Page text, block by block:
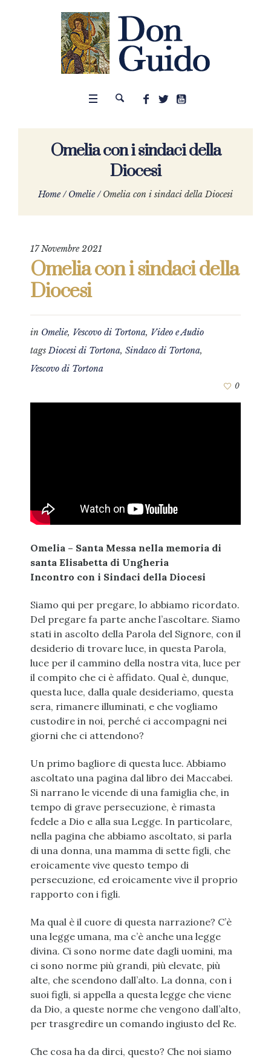
Omelia con i sindaci della
Diocesi
Home /Omelie /Omelia con i sindaci della Diocesi
17 Novembre 2021
Omelia con i sindaci della
Diocesi
in Omelie, Vescovo di Tortona, Video e Audio
tagsDiocesi di Tortona, Sindaco di Tortona,
Vescovo di Tortona
0
Omelia – Santa Messa nella memoria di
santa Elisabetta di Ungheria
Incontro con i Sindaci della Diocesi
Siamo qui per pregare, lo abbiamo ricordato.
Del pregare fa parte anche l’ascoltare. Siamo
stati in ascolto della Parola del Signore, con il
desiderio di trovare luce, in questa Parola,
luce per il cammino della nostra vita, luce per
il compito che ci è affidato. Qual è, dunque,
questa luce, dalla quale desideriamo, questa
sera, rimanere illuminati, e che vogliamo
custodire in noi, perché ci accompagni nei
giorni che ci attendono?
Un primo bagliore di questa luce. Abbiamo
ascoltato una pagina dal libro dei Maccabei.
Si narrano le vicende di una famiglia che, in
tempo di grave persecuzione, è rimasta
fedele a Dio e alla sua Legge. In particolare,
nella pagina che abbiamo ascoltato, si parla
di una donna, una mamma di sette figli, che
eroicamente vive questo tempo di
persecuzione, ed eroicamente vive il proprio
rapporto con i figli.
Ma qual è il cuore di questa narrazione? C’è
una legge umana, ma c’è anche una legge
divina. Ci sono norme date dagli uomini, ma
ci sono norme più grandi, più elevate, più
alte, che scendono dall’alto. La donna, con i
suoi figli, si appella a questa legge che viene
da Dio, a queste norme che vengono dall’alto,
per trasgredire un comando ingiusto del Re.
Che cosa ha da dirci, questo? Che noi siamo